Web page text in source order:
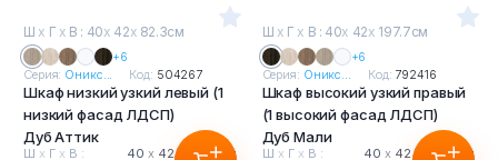
Ш х Г х В : 40х 42х 82.3см
+6
Серия: Оникс... Код: 504267
Шкаф низкий узкий левый (1
низкий фасад ЛДСП)
Дуб Аттик
Ш х Г х В : 40 х42х 82.3 см
Ш х Г х В : 40х 42х 197.7см
+6
Серия: Оникс... Код: 792416
Шкаф высокий узкий правый
(1 высокий фасад ЛДСП)
Дуб Мали
Ш х Г х В : 40 х 42х 197.7 см